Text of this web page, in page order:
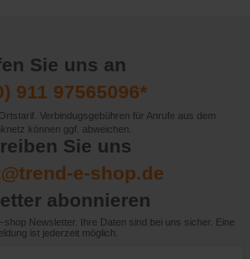
Sie uns an
911 97565096*
Verbindugsgebühren für Anrufe aus dem
können ggf. abweichen.
Sie uns
e-shop.de
abonnieren
Newsletter. Ihre Daten sind bei uns sicher. Eine
ist jederzeit möglich.